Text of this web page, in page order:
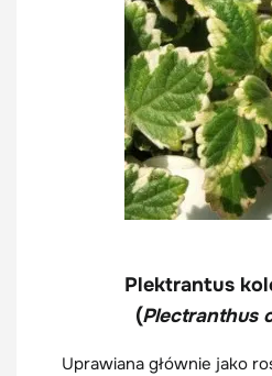
Plektrantus
(Plectranthus
Uprawiana głównie jako